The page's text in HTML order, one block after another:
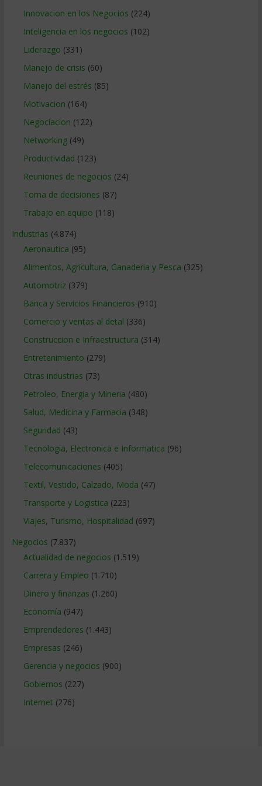
Innovacion en los Negocios (224)
Inteligencia en los negocios (102)
Liderazgo (331)
Manejo de crisis (60)
Manejo del estrés (85)
Motivacion (164)
Negociacion (122)
Networking(49)
Productividad (123)
Reuniones de negocios (24)
Toma de decisiones (87)
Trabajo en equipo (118)
Industrias (4.874)
Aeronautica (95)
Alimentos, Agricultura, Ganaderia y Pesca (325)
Automotriz(379)
Banca y Servicios Financieros (910)
Comercio y ventas al detal (336)
Construccion e Infraestructura (314)
Entretenimiento (279)
Otras industrias (73)
Petroleo, Energia y Mineria (480)
Salud, Medicina y Farmacia (348)
Seguridad (43)
Tecnologia, Electronica e Informatica (96)
Telecomunicaciones (405)
Textil, Vestido, Calzado, Moda (47)
Transporte y Logistica (223)
Viajes, Turismo, Hospitalidad (697)
Negocios (7.837)
Actualidad de negocios (1.519)
Carrera y Empleo (1.710)
Dinero y finanzas (1.260)
Economía (947)
Emprendedores (1.443)
Empresas (246)
Gerencia y negocios (900)
Gobiernos (227)
Internet (276)